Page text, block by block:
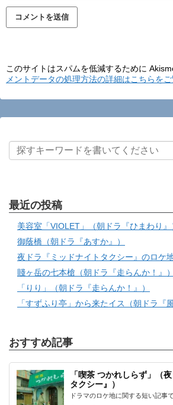
このサイトはスパムを低減するために
メントデータの処理方法の詳細はこちらを
最近の投稿
美容室「VIOLET」（朝ドラ『ひまわり』
御蔭橋（朝ドラ『あすか』）
夜ドラ『ミッドナイトタクシー』のロケ
賤ヶ岳の七本槍（朝ドラ『走らんか！』）
「りり」（朝ドラ『走らんか！』）
「すずふり亭」から来たイス（朝ドラ『
おすすめ記事
「喫茶 つかれしらず」（
タクシー』）
ドラマのロケ地に関する短い記事で